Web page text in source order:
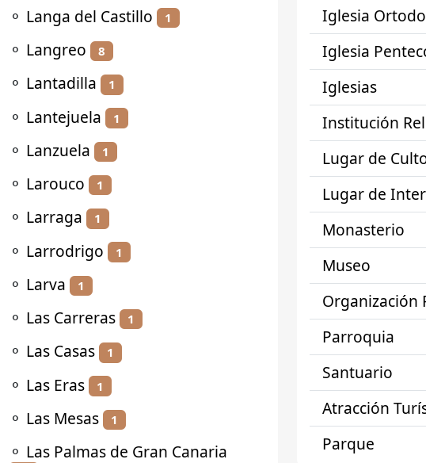
⚬ Langa del Castillo 1
⚬ Langreo 8
⚬ Lantadilla 1
⚬ Lantejuela 1
⚬ Lanzuela 1
⚬ Larouco 1
⚬ Larraga 1
⚬ Larrodrigo 1
⚬ Larva 1
⚬ Las Carreras 1
⚬ Las Casas 1
⚬ Las Eras 1
⚬ Las Mesas 1
⚬ Las Palmas de Gran Canaria
Iglesia
Iglesia
Iglesias
Institución
Lugar de
Lugar de
Monasterio
Museo
Organización
Parroquia
Santuario
Atracción
Parque